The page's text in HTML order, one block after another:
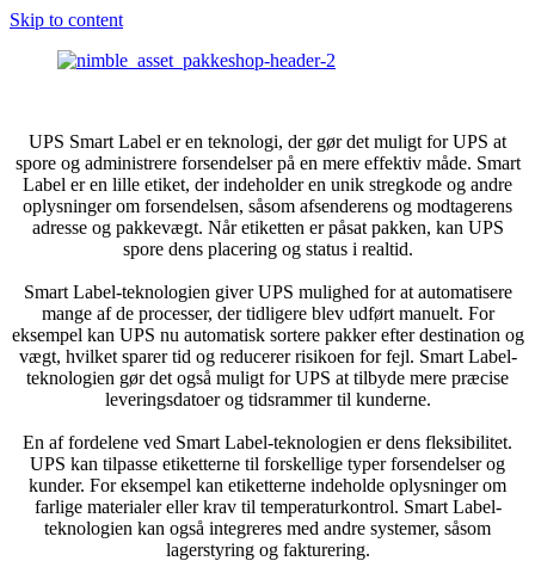
Skip to content
UPS Smart Label er en teknologi, der gør det muligt for UPS at
spore og administrere forsendelser på en mere effektiv måde. Smart
Label er en lille etiket, der indeholder en unik stregkode og andre
oplysninger om forsendelsen, såsom afsenderens og modtagerens
adresse og pakkevægt. Når etiketten er påsat pakken, kan UPS
spore dens placering og status i realtid.
Smart Label-teknologien giver UPS mulighed for at automatisere
mange af de processer, der tidligere blev udført manuelt. For
eksempel kan UPS nu automatisk sortere pakker efter destination og
vægt, hvilket sparer tid og reducerer risikoen for fejl. Smart Label-
teknologien gør det også muligt for UPS at tilbyde mere præcise
leveringsdatoer og tidsrammer til kunderne.
En af fordelene ved Smart Label-teknologien er dens fleksibilitet.
UPS kan tilpasse etiketterne til forskellige typer forsendelser og
kunder. For eksempel kan etiketterne indeholde oplysninger om
farlige materialer eller krav til temperaturkontrol. Smart Label-
teknologien kan også integreres med andre systemer, såsom
lagerstyring og fakturering.